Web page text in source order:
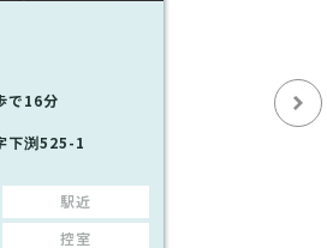
で16分
下渕525-1
駅近
控室